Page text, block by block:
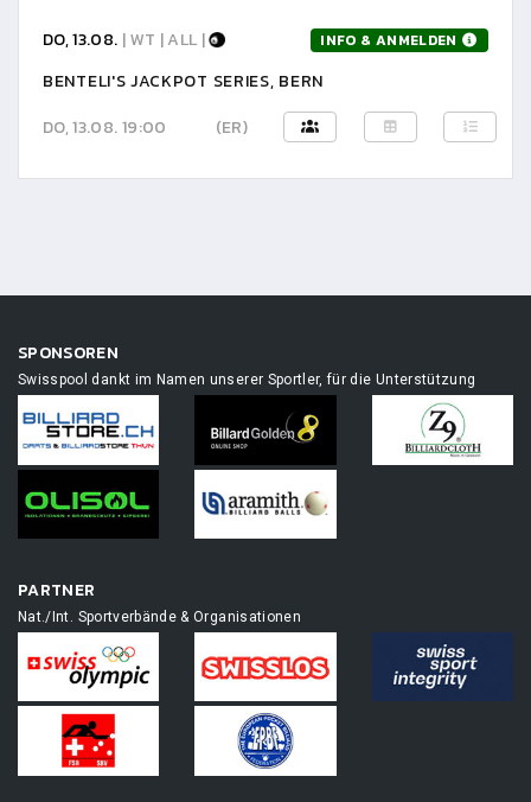
DO, 13.08. | WT | ALL | INFO & ANMELDEN
BENTELI'S JACKPOT SERIES, BERN
DO, 13.08. 19:00
(ER)
SPONSOREN
Swisspool dankt im Namen unserer Sportler, für die Unterstützung
PARTNER
Nat./Int. Sportverbände & Organisationen